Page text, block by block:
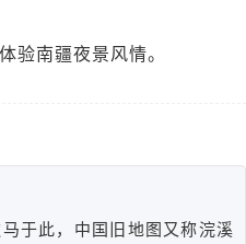
验南疆夜景风情。
于此，中国旧地图又称浣溪